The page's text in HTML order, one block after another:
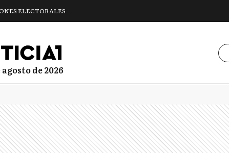
ELECTORALES
agosto de 2026